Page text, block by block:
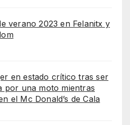
verano 2023 en Felanitx y
en estado crítico tras ser
por una moto mientras
el Mc Donald’s de Cala